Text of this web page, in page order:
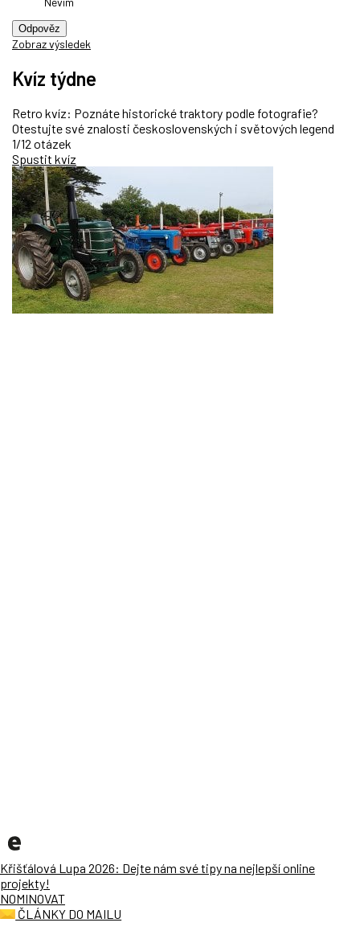
Odpověz
Zobraz výsledek
Kvíz týdne
Retro kvíz: Poznáte historické traktory podle fotografie?
Otestujte své znalosti československých i světových legend
1/12 otázek
Spustit kvíz
Křišťálová Lupa 2026: Dejte nám své tipy na nejlepší online
projekty!
NOMINOVAT
ČLÁNKY DO MAILU